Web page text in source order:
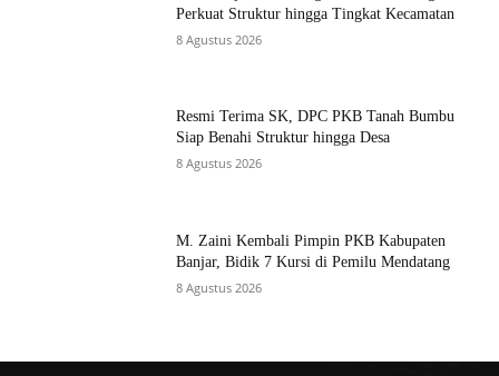
Perkuat Struktur hingga Tingkat Kecamatan
8 Agustus 2026
Resmi Terima SK, DPC PKB Tanah Bumbu
Siap Benahi Struktur hingga Desa
8 Agustus 2026
M. Zaini Kembali Pimpin PKB Kabupaten
Banjar, Bidik 7 Kursi di Pemilu Mendatang
8 Agustus 2026